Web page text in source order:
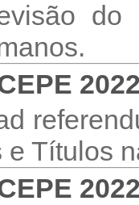
do
Títulos